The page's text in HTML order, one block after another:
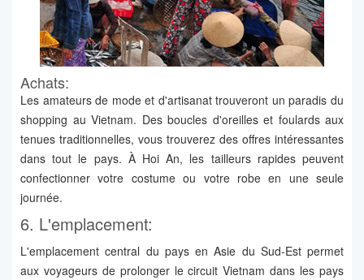
Achats:
Les amateurs de mode et d'artisanat trouveront un paradis du
shopping au Vietnam. Des boucles d'oreilles et foulards aux
tenues traditionnelles, vous trouverez des offres intéressantes
dans tout le pays. À Hoi An, les tailleurs rapides peuvent
confectionner votre costume ou votre robe en une seule
journée.
6. L'emplacement:
L'emplacement central du pays en Asie du Sud-Est permet
aux voyageurs de prolonger le circuit Vietnam dans les pays